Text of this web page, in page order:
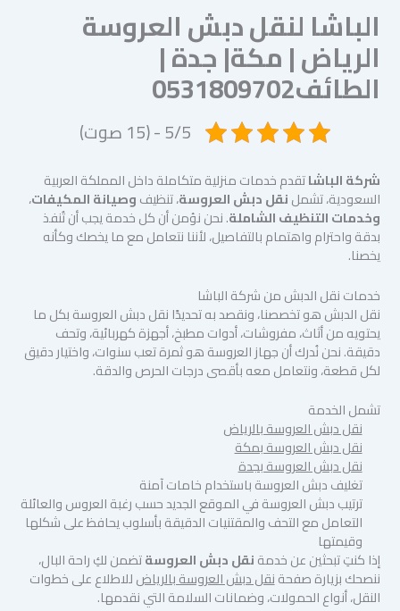
الباشا لنقل دبش العروسة
الرياض | مكة| جدة |
الطائف0531809702
5/5 - (15 صوت)
شركة الباشاتقدم خدمات منزلية متكاملة داخل المملكة العربية
السعودية، تشملنقل دبش العروسة، تنظيفوصيانة المكيفات،
وخدمات التنظيف الشاملة. نحن نؤمن أن كل خدمة يجب أن تُنفذ
بدقة واحترام واهتمام بالتفاصيل، لأننا نتعامل مع ما يخصك وكأنه
يخصنا.
خدمات نقل الدبش من شركة الباشا
نقل الدبش هو تخصصنا، ونقصد به تحديدًا نقل دبش العروسة بكل ما
يحتويه من أثاث، مفروشات، أدوات مطبخ، أجهزة كهربائية، وتحف
دقيقة. نحن نُدرك أن جهاز العروسة هو ثمرة تعب سنوات، واختيار دقيق
لكل قطعة، ونتعامل معه بأقصى درجات الحرص والدقة.
تشمل الخدمة
نقل دبش العروسة بالرياض
نقل دبش العروسة بمكة
نقل دبش العروسة بجدة
تغليف دبش العروسة باستخدام خامات آمنة
ترتيب دبش العروسة في الموقع الجديد حسب رغبة العروس والعائلة
التعامل مع التحف والمقتنيات الدقيقة بأسلوب يحافظ على شكلها
وقيمتها
إذا كنتِ تبحثين عن خدمةنقل دبش العروسةتضمن لكِ راحة البال،
ننصحك بزيارة صفحةنقل دبش العروسة بالرياضللاطلاع على خطوات
النقل، أنواع الحمولات، وضمانات السلامة التي نقدمها.